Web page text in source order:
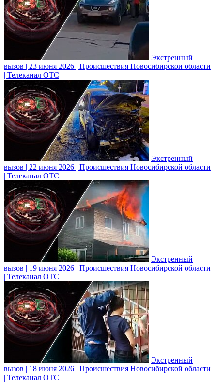
Экстренный
вызов | 23 июня 2026 | Происшествия Новосибирской области
| Телеканал ОТС
Экстренный
вызов | 22 июня 2026 | Происшествия Новосибирской области
| Телеканал ОТС
Экстренный
вызов | 19 июня 2026 | Происшествия Новосибирской области
| Телеканал ОТС
Экстренный
вызов | 18 июня 2026 | Происшествия Новосибирской области
| Телеканал ОТС